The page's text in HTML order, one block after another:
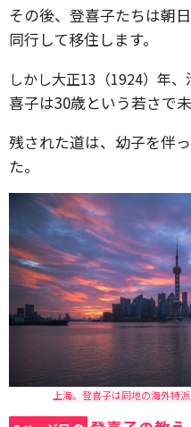
その後、登喜子たちは朝
同行して移住します。
しかし大正13（1924）年、
喜子は30歳という若さで
残された道は、幼子を伴
た。
上海。登喜子は同地の海外特